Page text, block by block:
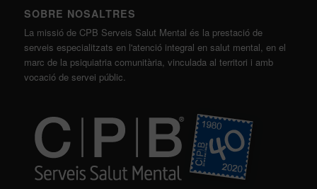
SOBRE NOSALTRES
La missió de CPB Serveis Salut Mental és la prestació de
serveis especialitzats en l'atenció integral en salut mental, en el
marc de la psiquiatria comunitària, vinculada al territori i amb
vocació de servei públic.